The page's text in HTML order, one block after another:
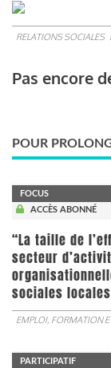
RELATIONS SOCIALES
Pas encore
POUR
FOCUS
ACCÈS ABONNÉ
“La taille de
secteur
sociales
EMPLOI, FORMATION
PARTICIPATIF